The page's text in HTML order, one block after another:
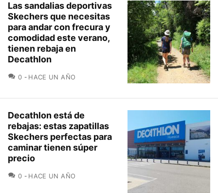
Las sandalias deportivas
Skechers que necesitas
para andar con frecura y
comodidad este verano,
tienen rebaja en
Decathlon
0 COMENTARIOS
HACE UN AÑO
Decathlon está de
rebajas: estas zapatillas
Skechers perfectas para
caminar tienen súper
precio
0 COMENTARIOS
HACE UN AÑO